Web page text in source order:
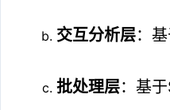
交互分析层：
批处理层：基